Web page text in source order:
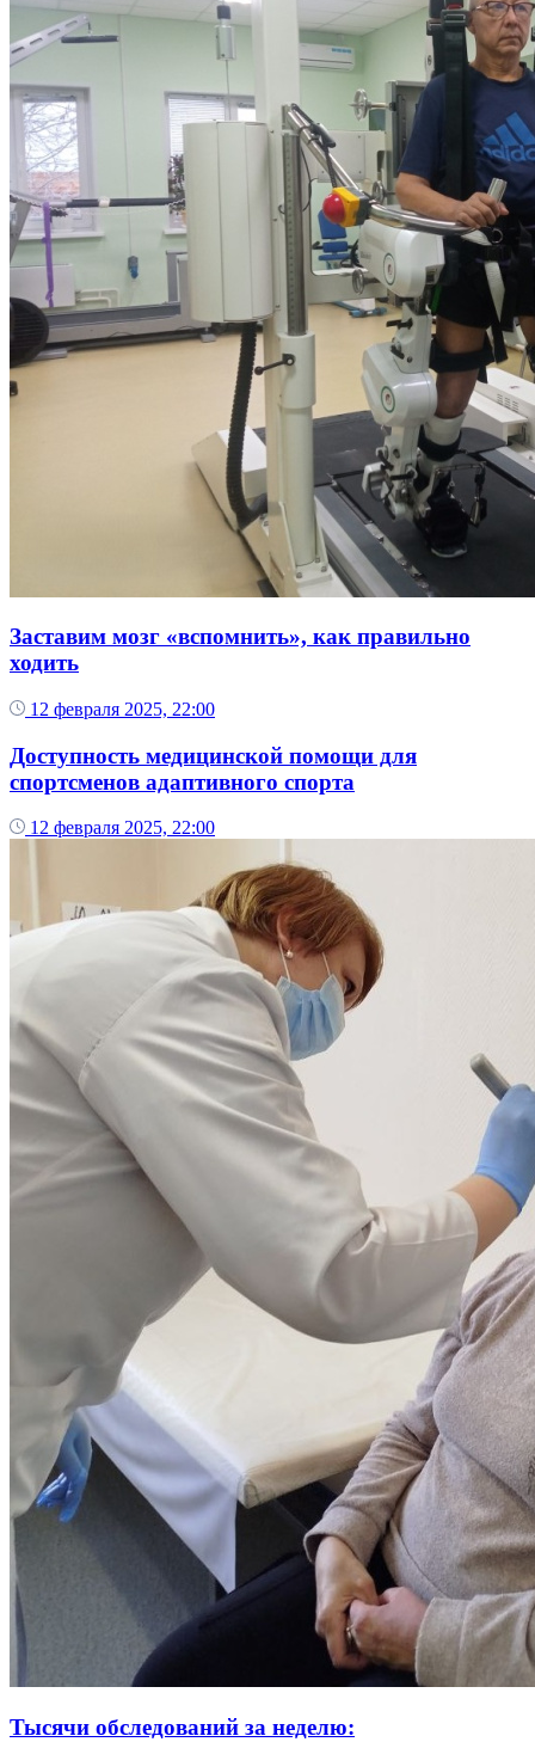
Заставим мозг «вспомнить», как правильно
ходить
12 февраля 2025, 22:00
Доступность медицинской помощи для
спортсменов адаптивного спорта
12 февраля 2025, 22:00
Тысячи обследований за неделю: